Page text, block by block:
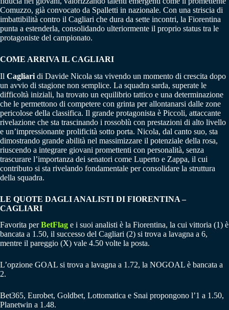
Comuzzo, già convocato da Spalletti in nazionale. Con una striscia di
imbattibilità contro il Cagliari che dura da sette incontri, la Fiorentina
punta a estenderla, consolidando ulteriormente il proprio status tra le
protagoniste del campionato.
COME ARRIVA IL CAGLIARI
Il Cagliari di Davide Nicola sta vivendo un momento di crescita dopo
un avvio di stagione non semplice. La squadra sarda, superate le
difficoltà iniziali, ha trovato un equilibrio tattico e una determinazione
che le permettono di competere con grinta per allontanarsi dalle zone
pericolose della classifica. Il grande protagonista è Piccoli, attaccante
rivelazione che sta trascinando i rossoblù con prestazioni di alto livello
e un’impressionante prolificità sotto porta. Nicola, dal canto suo, sta
dimostrando grande abilità nel massimizzare il potenziale della rosa,
riuscendo a integrare giovani promettenti con personalità, senza
trascurare l’importanza dei senatori come Luperto e Zappa, il cui
contributo si sta rivelando fondamentale per consolidare la struttura
della squadra.
LE QUOTE DAGLI ANALISTI DI FIORENTINA –
CAGLIARI
Favorita perBetFlag e i suoi analisti è la Fiorentina, la cui vittoria (1) è
bancata a 1.50, il successo del Cagliari (2) si trova a lavagna a 6,
mentre il pareggio (X) vale 4.50 volte la posta.
L’opzione GOAL si trova a lavagna a 1.72, la NOGOAL è bancata a
2.
Bet365, Eurobet, Goldbet, Lottomatica e Snai propongono l’1 a 1.50,
Planetwin a 1.48.